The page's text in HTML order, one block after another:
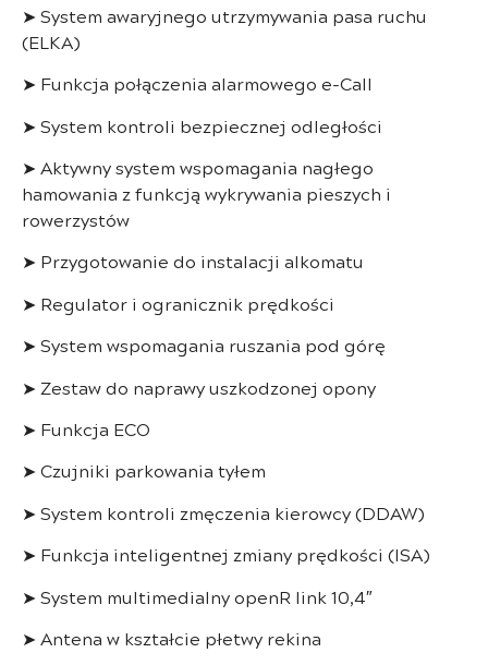
➤ System awaryjnego utrzymywania pasa ruchu
(ELKA)
➤ Funkcja połączenia alarmowego e-Call
➤ System kontroli bezpiecznej odległości
➤ Aktywny system wspomagania nagłego
hamowania z funkcją wykrywania pieszych i
rowerzystów
➤ Przygotowanie do instalacji alkomatu
➤ Regulator i ogranicznik prędkości
➤ System wspomagania ruszania pod górę
➤ Zestaw do naprawy uszkodzonej opony
➤ Funkcja ECO
➤ Czujniki parkowania tyłem
➤ System kontroli zmęczenia kierowcy (DDAW)
➤ Funkcja inteligentnej zmiany prędkości (ISA)
➤ System multimedialny openR link 10,4″
➤ Antena w kształcie płetwy rekina